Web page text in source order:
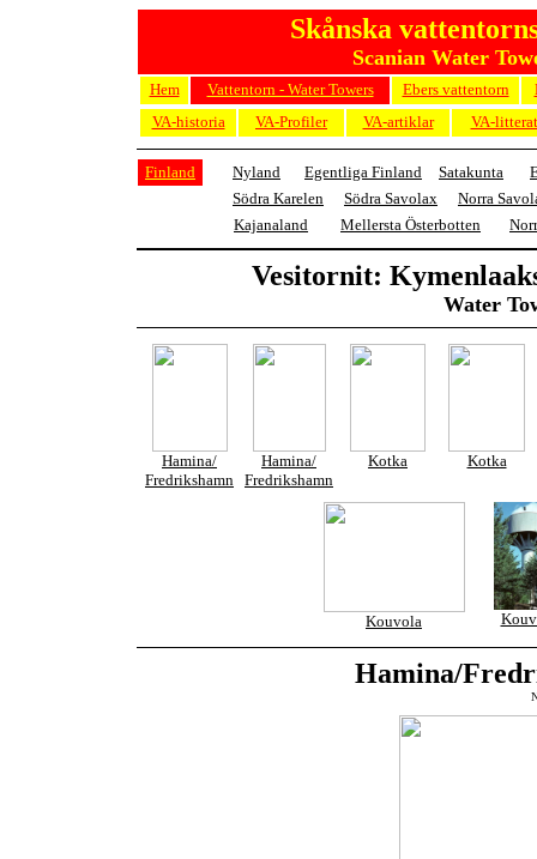
Skånska
Scanian Water
Hem Vattentorn - Water Towers Ebers vattentorn
VA-historia
VA-Profiler VA-artiklar VA-
Finland Nyland Egentliga Finland Satakunta
Södra Karelen
Södra Savolax
Norra
Kajanaland
Mellersta Österbotten
Vesitornit:
Water
Hamina/
Fredrikshamn
Hamina/
Fredrikshamn
Kotka Kotka
Kouvola
Hamina/